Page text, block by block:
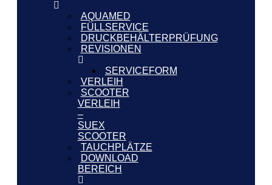
AQUAMED
FÜLLSERVICE
DRUCKBEHÄLTERPRÜFUNG
REVISIONEN
SERVICEFORM
VERLEIH
SCOOTER
VERLEIH
–
SUEX
SCOOTER
TAUCHPLÄTZE
DOWNLOAD
BEREICH